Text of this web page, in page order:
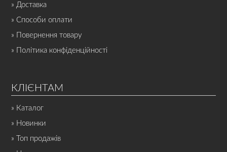
» Доставка
» Способи оплати
» Повернення товару
» Політика конфіденційності
КЛІЄНТАМ
» Каталог
» Новинки
» Топ продажів